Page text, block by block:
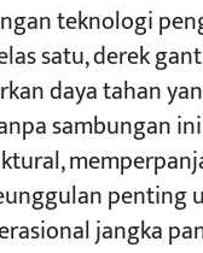
teknologi
satu, derek
daya tahan
sambungan
penting
jangka